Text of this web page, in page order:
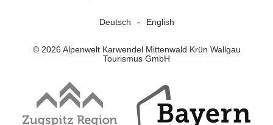
Deutsch English
© 2026 Alpenwelt Karwendel Mittenwald Krün Wallgau
Tourismus GmbH